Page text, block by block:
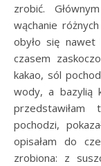
zrobić.
wąchanie
obyło się nawet
czasem
kakao, sól
wody, a bazylią
pochodzi,
opisałam do
zrobiona: z